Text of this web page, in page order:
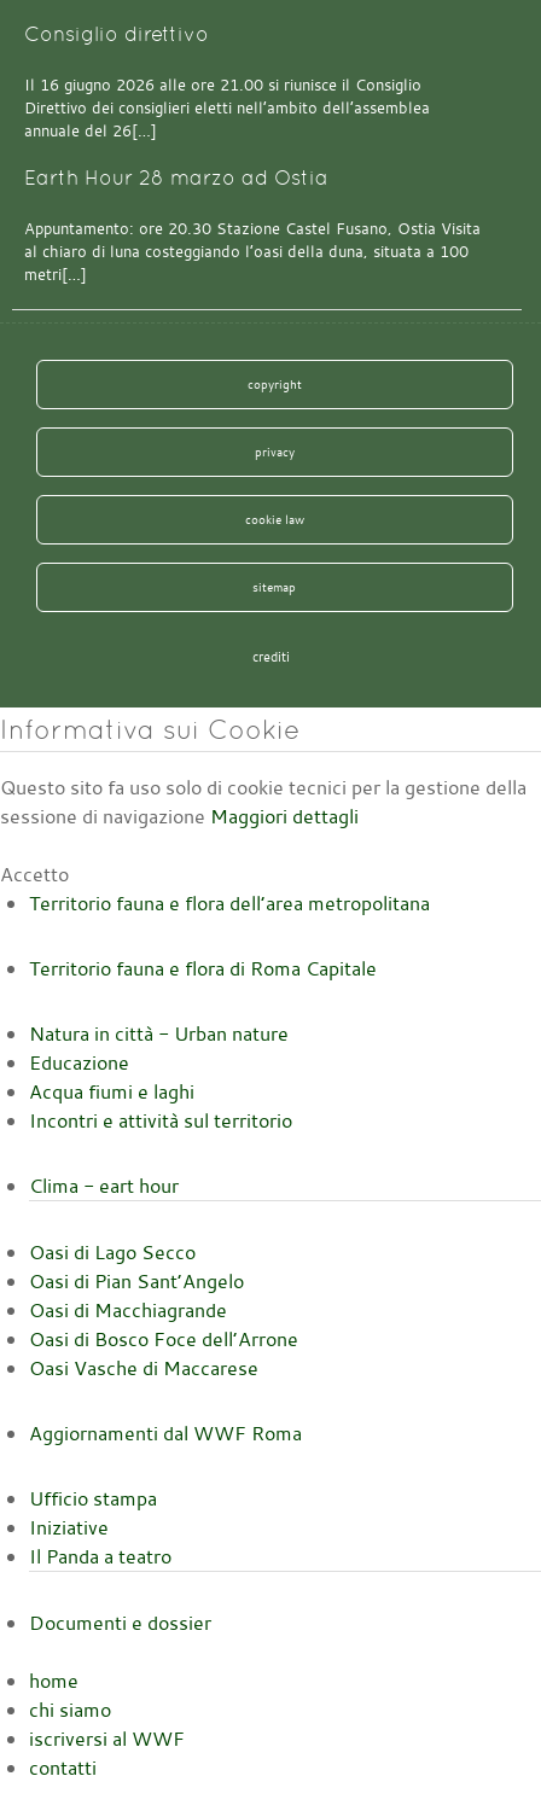
Consiglio direttivo
Il 16 giugno 2026 alle ore 21.00 si riunisce il Consiglio
Direttivo dei consiglieri eletti nell’ambito dell’assemblea
annuale del 26[…]
Earth Hour 28 marzo ad Ostia
Appuntamento: ore 20.30 Stazione Castel Fusano, Ostia Visita
al chiaro di luna costeggiando l’oasi della duna, situata a 100
metri[…]
copyright
privacy
cookie law
sitemap
crediti
Informativa sui Cookie
Questo sito fa uso solo di cookie tecnici per la gestione della
sessione di navigazione Maggiori dettagli
Accetto
Territorio fauna e flora dell’area metropolitana
Territorio fauna e flora di Roma Capitale
Natura in città - Urban nature
Educazione
Acqua fiumi e laghi
Incontri e attività sul territorio
Clima - eart hour
Oasi di Lago Secco
Oasi di Pian Sant’Angelo
Oasi di Macchiagrande
Oasi di Bosco Foce dell’Arrone
Oasi Vasche di Maccarese
Aggiornamenti dal WWF Roma
Ufficio stampa
Iniziative
Il Panda a teatro
Documenti e dossier
home
chi siamo
iscriversi al WWF
contatti